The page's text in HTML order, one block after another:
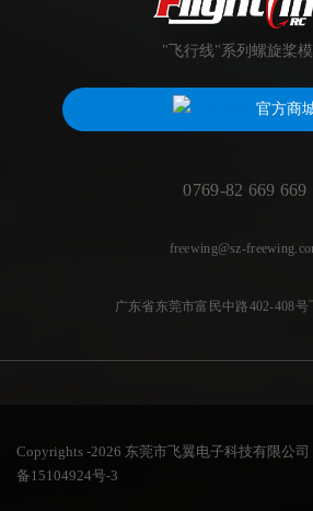
"飞行线"系列螺旋桨
官方商
0769-82 669 669
freewing@sz-
广东省东莞市富民中路402-408号
Copyrights -2026 东莞市飞翼电子科技有限公司
备15104924号-3